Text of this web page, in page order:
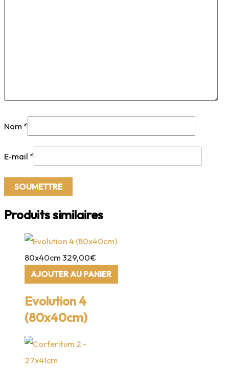
Nom *
E-mail *
Produits similaires
80x40cm 329,00€
AJOUTER AU PANIER
Evolution 4
(80x40cm)